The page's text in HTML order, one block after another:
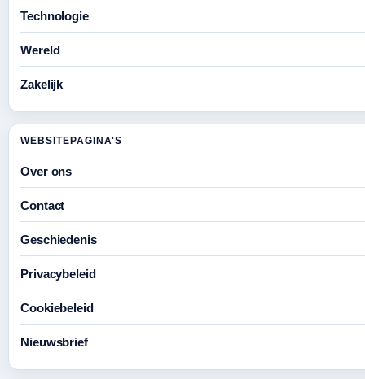
Technologie
Wereld
Zakelijk
WEBSITEPAGINA'S
Over ons
Contact
Geschiedenis
Privacybeleid
Cookiebeleid
Nieuwsbrief